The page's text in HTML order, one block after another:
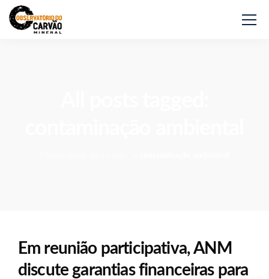
Em reunião participativa, ANM
discute garantias financeiras para